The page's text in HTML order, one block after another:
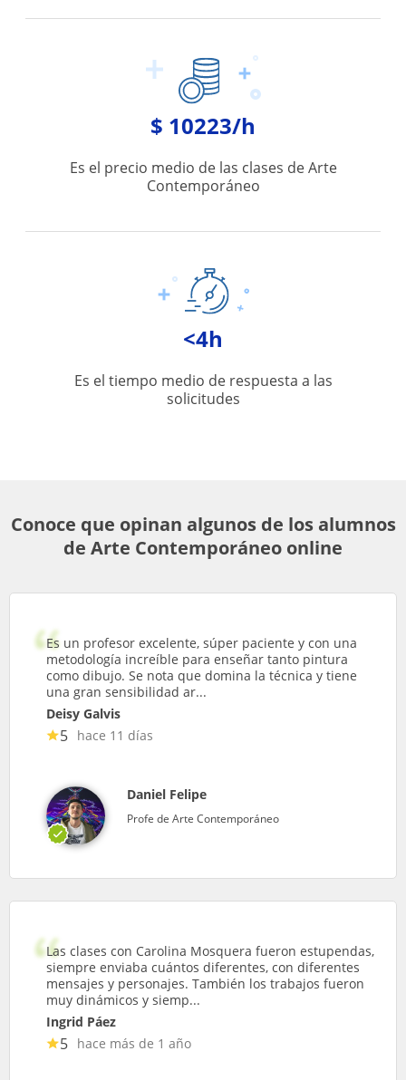
$ 10223/h
Es el precio medio de las clases de Arte
Contemporáneo
<4h
Es el tiempo medio de respuesta a las
solicitudes
Conoce que opinan algunos de los alumnos
de Arte Contemporáneo online
Es un profesor excelente, súper paciente y con una
metodología increíble para enseñar tanto pintura
como dibujo. Se nota que domina la técnica y tiene
una gran sensibilidad ar...
Deisy Galvis
5 hace 11 días
Daniel Felipe
Profe de Arte Contemporáneo
Las clases con Carolina Mosquera fueron estupendas,
siempre enviaba cuántos diferentes, con diferentes
mensajes y personajes. También los trabajos fueron
muy dinámicos y siemp...
Ingrid Páez
5 hace más de 1 año